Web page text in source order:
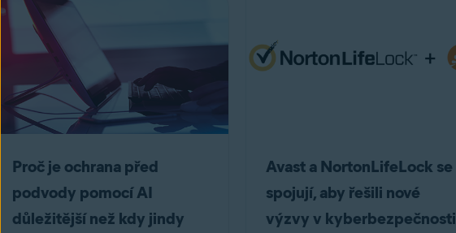
Proč je ochrana před
podvody pomocí AI
důležitější než kdy jindy
Avast a NortonLifeLock se
spojují, aby řešili nové
výzvy v kyberbezpečnosti